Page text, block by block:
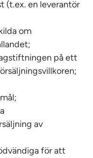
(t.ex. en leverantör
om
på ett
av
för att